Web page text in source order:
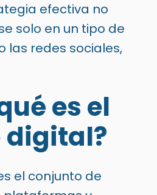
efectiva no
solo en un tipo de
las redes sociales,
es el
digital?
el conjunto de